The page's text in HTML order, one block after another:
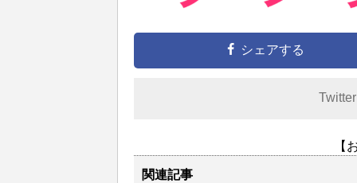
シェアする
【
関連記事